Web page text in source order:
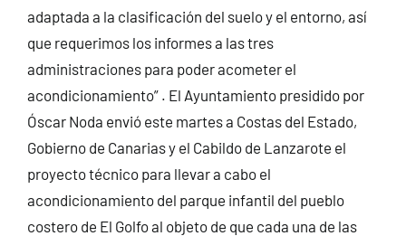
adaptada a la clasificación del suelo y el entorno, así
que requerimos los informes a las tres
administraciones para poder acometer el
acondicionamiento” . El Ayuntamiento presidido por
Óscar Noda envió este martes a Costas del Estado,
Gobierno de Canarias y el Cabildo de Lanzarote el
proyecto técnico para llevar a cabo el
acondicionamiento del parque infantil del pueblo
costero de El Golfo al objeto de que cada una de las